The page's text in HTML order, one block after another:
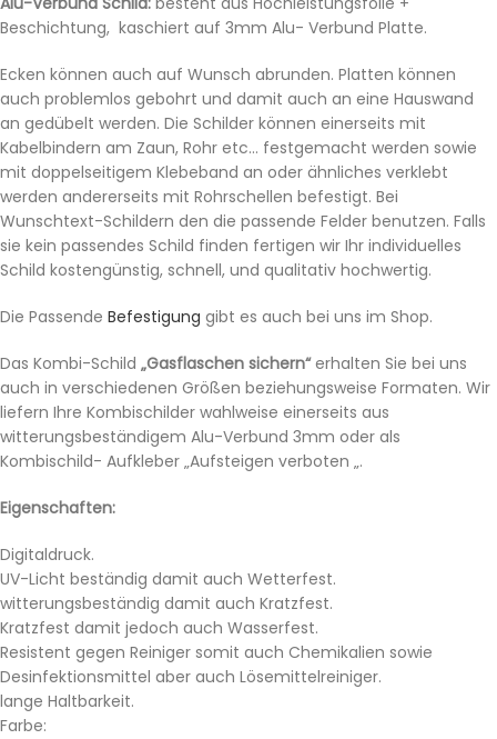
Beschichtung, kaschiert auf 3mm Alu- Verbund Platte.
Ecken können auch auf Wunsch abrunden. Platten können
auch problemlos gebohrt und damit auch an eine Hauswand
an gedübelt werden. Die Schilder können einerseits mit
Kabelbindern am Zaun, Rohr etc… festgemacht werden sowie
mit doppelseitigem Klebeband an oder ähnliches verklebt
werden andererseits mit Rohrschellen befestigt. Bei
Wunschtext-Schildern den die passende Felder benutzen. Falls
sie kein passendes Schild finden fertigen wir Ihr individuelles
Schild kostengünstig, schnell, und qualitativ hochwertig.
Die Passende Befestigung gibt es auch bei uns im Shop.
Das Kombi-Schild „Gasflaschen sichern“erhalten Sie bei uns
auch in verschiedenen Größen beziehungsweise Formaten. Wir
liefern Ihre Kombischilder wahlweise einerseits aus
witterungsbeständigem Alu-Verbund 3mm oder als
Kombischild- Aufkleber „Aufsteigen verboten „.
Eigenschaften:
Digitaldruck.
UV-Licht beständig damit auch Wetterfest.
witterungsbeständig damit auch Kratzfest.
Kratzfest damit jedoch auch Wasserfest.
Resistent gegen Reiniger somit auch Chemikalien sowie
Desinfektionsmittel aber auch Lösemittelreiniger.
lange Haltbarkeit.
Farbe: